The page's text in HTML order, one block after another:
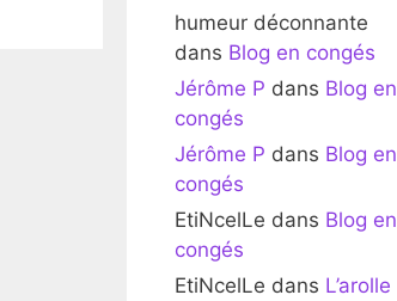
humeur déconnante
dans Blog en congés
Jérôme P dans Blog en
congés
Jérôme P dans Blog en
congés
EtiNcelLe dans Blog en
congés
EtiNcelLe dans L’arolle